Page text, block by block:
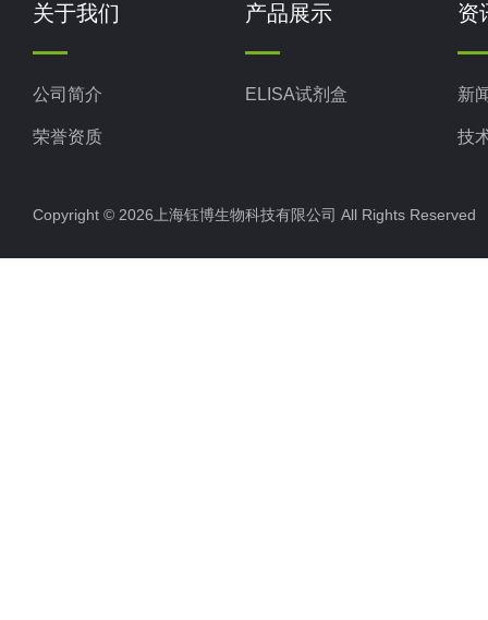
关于我们
公司简介
荣誉资质
产品展示
ELISA试剂盒
资
新
技
Copyright © 2026上海钰博生物科技有限公司 All Rights